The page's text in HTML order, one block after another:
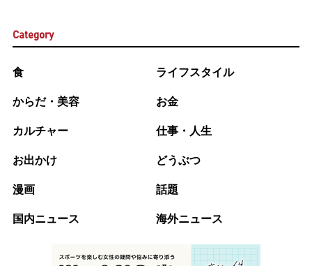
Category
食 ライフスタイル
からだ・美容 お金
カルチャー 仕事・人生
お出かけ どうぶつ
漫画 話題
国内ニュース 海外ニュース